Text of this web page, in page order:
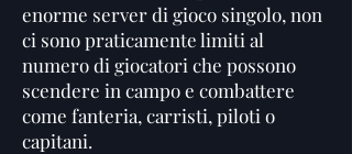
enorme server di gioco singolo, non
ci sono praticamente limiti al
numero di giocatori che possono
scendere in campo e combattere
come fanteria, carristi, piloti o
capitani.